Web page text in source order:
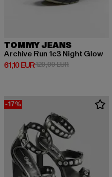
TOMMY JEANS
Archive Run 1c3 Night Glow
61,10 EUR
Derzeitiger Preis: 61,10 EUR
129,99 EURAktionspreis:
-17%